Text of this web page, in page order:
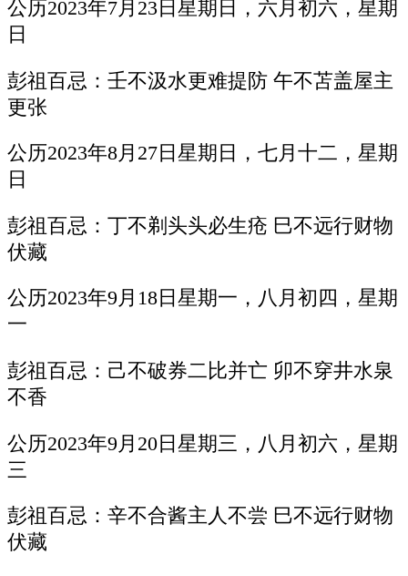
公历2023年7月23日星期日，六月初六，星期
日
彭祖百忌：壬不汲水更难提防 午不苫盖屋主
更张
公历2023年8月27日星期日，七月十二，星期
日
彭祖百忌：丁不剃头头必生疮 巳不远行财物
伏藏
公历2023年9月18日星期一，八月初四，星期
一
彭祖百忌：己不破券二比并亡 卯不穿井水泉
不香
公历2023年9月20日星期三，八月初六，星期
三
彭祖百忌：辛不合酱主人不尝 巳不远行财物
伏藏